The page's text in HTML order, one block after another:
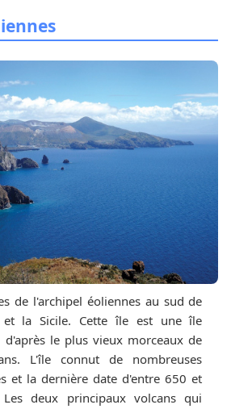
de l'archipel éoliennes au sud de
la Sicile. Cette île est une île
le plus vieux morceaux de
L'île connut de nombreuses
et la dernière date d'entre 650 et
deux principaux volcans qui